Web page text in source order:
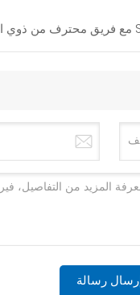
إرسال رسالة